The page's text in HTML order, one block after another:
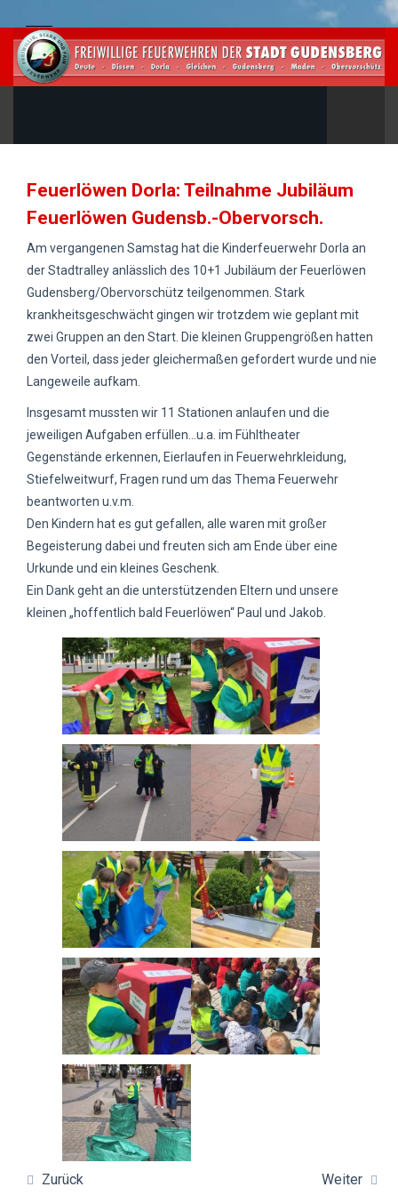
Feuerlöwen Dorla: Teilnahme Jubiläum
Feuerlöwen Gudensb.-Obervorsch.
Am vergangenen Samstag hat die Kinderfeuerwehr Dorla an
der Stadtralley anlässlich des 10+1 Jubiläum der Feuerlöwen
Gudensberg/Obervorschütz teilgenommen. Stark
krankheitsgeschwächt gingen wir trotzdem wie geplant mit
zwei Gruppen an den Start. Die kleinen Gruppengrößen hatten
den Vorteil, dass jeder gleichermaßen gefordert wurde und nie
Langeweile aufkam.
Insgesamt mussten wir 11 Stationen anlaufen und die
jeweiligen Aufgaben erfüllen...u.a. im Fühltheater
Gegenstände erkennen, Eierlaufen in Feuerwehrkleidung,
Stiefelweitwurf, Fragen rund um das Thema Feuerwehr
beantworten u.v.m.
Den Kindern hat es gut gefallen, alle waren mit großer
Begeisterung dabei und freuten sich am Ende über eine
Urkunde und ein kleines Geschenk.
Ein Dank geht an die unterstützenden Eltern und unsere
kleinen „hoffentlich bald Feuerlöwen“ Paul und Jakob.
Zurück Weiter